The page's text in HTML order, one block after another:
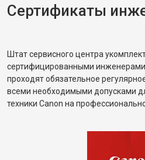
Сертификаты
Штат сервисного центра
сертифицированными
проходят обязательное
всеми необходимыми допусками
техники Canon на